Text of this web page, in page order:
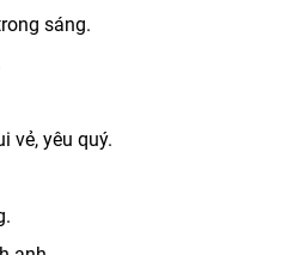
sáng.
vẻ, yêu quý.